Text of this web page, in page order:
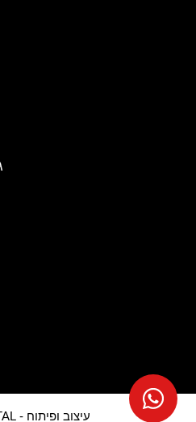
עיצוב ופיתוח - AVIV-DIGITAL